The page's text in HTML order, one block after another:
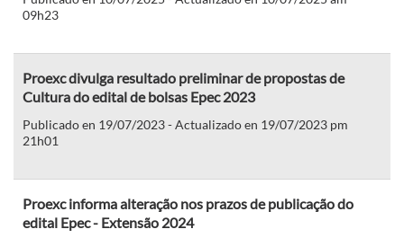
09h23
Proexc divulga resultado preliminar de propostas de
Cultura do edital de bolsas Epec 2023
Publicado en 19/07/2023 - Actualizado en 19/07/2023 pm
21h01
Proexc informa alteração nos prazos de publicação do
edital Epec - Extensão 2024